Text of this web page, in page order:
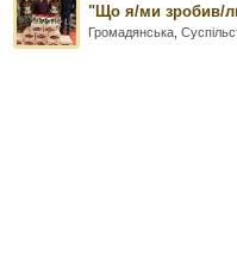
"Що я/ми зробив/
Громадянська ,